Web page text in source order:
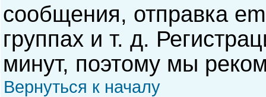
сообщения, отправка
группах и т. д.
минут, поэтому мы
Вернуться к началу